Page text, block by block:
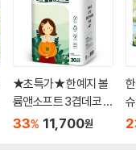
★초특가★ 한예지 볼
륨앤소프트 3겹데코 천
연펄...
33% 11,700원